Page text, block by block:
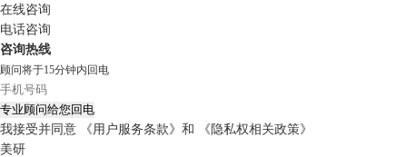
在线咨询
电话咨询
咨询热线
顾问将于15分钟内回电
专业顾问给您回电
我接受并同意
《用户服务条款》 和
《隐私权相关政策》
美研